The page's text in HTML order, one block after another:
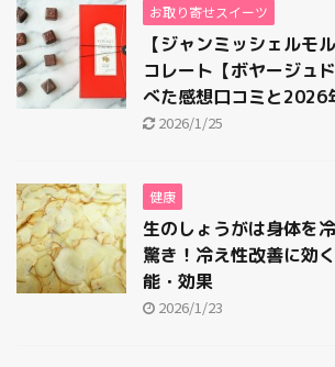
お取り寄せスイーツ
【ジャンミッシェルモ
コレート【ボヤージュ
べた感想口コミと2026
2026/1/25
健康
生のしょうがは身体を
驚き！冷え性改善に効
能・効果
2026/1/23